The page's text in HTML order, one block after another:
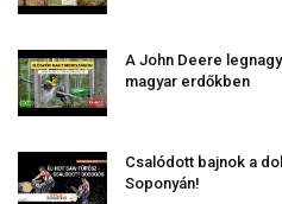
A John Deere
magyar erdőkben
Csalódott bajnok a
Soponyán!